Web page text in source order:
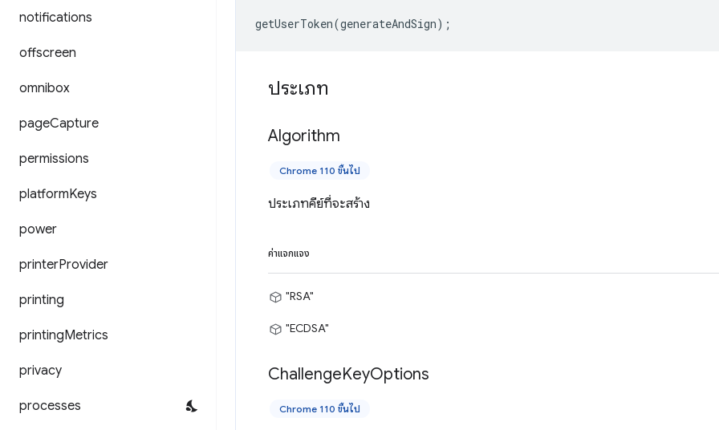
notifications
offscreen
omnibox
pageCapture
permissions
platformKeys
power
printerProvider
printing
printingMetrics
privacy
processes
getUserToken(generateAndSign);
ประเภท
Algorithm
Chrome 110 ขึ้นไป
ประเภทคีย์ที่จะสร้าง
ค่าแจกแจง
"RSA"
"ECDSA"
ChallengeKeyOptions
Chrome 110 ขึ้นไป